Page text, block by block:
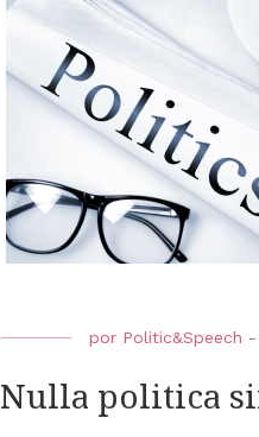
por Politic&Speech -
Nulla politica